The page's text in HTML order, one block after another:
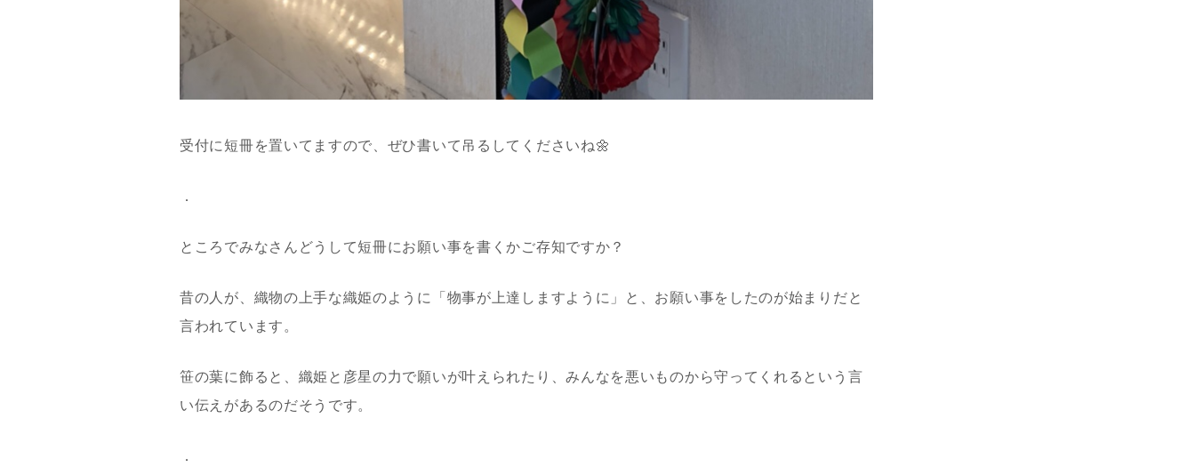
受付に短冊を置いてますので、ぜひ書いて吊るしてくださいね🌼
．
ところでみなさんどうして短冊にお願い事を書くかご存知ですか？
昔の人が、織物の上手な織姫のように「物事が上達しますように」と、お願い事をしたのが始まりだと
言われています。
笹の葉に飾ると、織姫と彦星の力で願いが叶えられたり、みんなを悪いものから守ってくれるという言
い伝えがあるのだそうです。
．